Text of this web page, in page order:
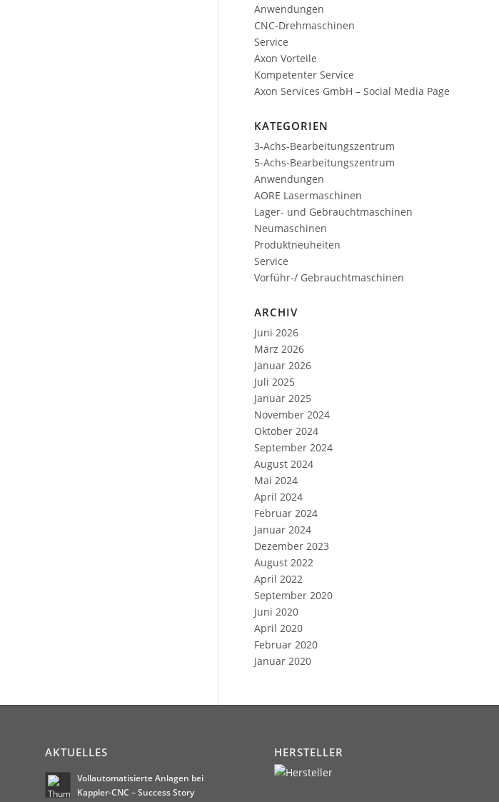
Anwendungen
CNC-Drehmaschinen
Service
Axon Vorteile
Kompetenter Service
Axon Services GmbH – Social Media Page
KATEGORIEN
3-Achs-Bearbeitungszentrum
5-Achs-Bearbeitungszentrum
Anwendungen
AORE Lasermaschinen
Lager- und Gebrauchtmaschinen
Neumaschinen
Produktneuheiten
Service
Vorführ-/ Gebrauchtmaschinen
ARCHIV
Juni 2026
März 2026
Januar 2026
Juli 2025
Januar 2025
November 2024
Oktober 2024
September 2024
August 2024
Mai 2024
April 2024
Februar 2024
Januar 2024
Dezember 2023
August 2022
April 2022
September 2020
Juni 2020
April 2020
Februar 2020
Januar 2020
AKTUELLES
Vollautomatisierte Anlagen bei
Kappler-CNC – Success Story
HERSTELLER